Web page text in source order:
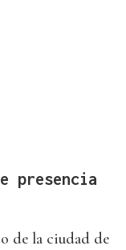
presencia
de la ciudad de